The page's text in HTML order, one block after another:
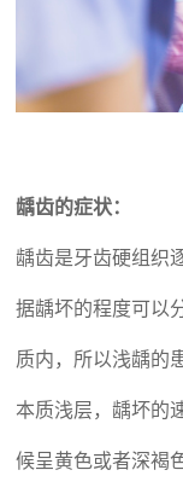
龋齿的症状：
龋齿是牙齿硬组织
据龋坏的程度可以
质内，所以浅龋的
本质浅层，龋坏的
候呈黄色或者深褐